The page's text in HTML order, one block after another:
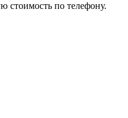
стоимость по телефону.